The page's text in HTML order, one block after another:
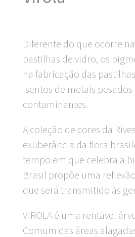
Diferente do que ocorre
pastilhas de vidro, os
na fabricação das
isentos de metais pesados
contaminantes.
A coleção de cores da
exuberância da flora
tempo em que celebra a
Brasil propõe uma
que será transmitido às
VIROLA é uma rentável
Comum das áreas